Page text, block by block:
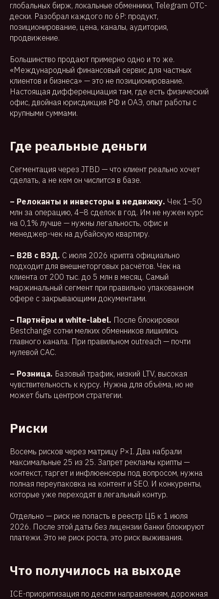
глобальных бирж, локальные обменники, Telegram OTC-
дески. Разобрал каждого по 6P: продукт,
позиционирование, цена, каналы, аудитория,
продвижение.
Большинство продают примерно одно и то же.
«Международный финансовый сервис для частных
клиентов и бизнеса» — это не позиционирование.
Настоящая дифференциация там, где есть физический
офис, двойная юрисдикция РФ и ОАЭ, опыт работы с
крупными суммами.
Где реальные деньги
Сегментация через JTBD — что клиент реально хочет
сделать, а не кем он числится в базе.
– Релоканты и инвесторы в недвижку. Чек 1–50
млн за операцию, 4–8 сделок в год. Им не нужен курс
на 0,1% лучше — нужны легальность, офис и
менеджер-чек на дубайскую квартиру.
– B2B с ВЭД. С июля 2026 крипта официально
подходит для внешнеторговых расчётов. Чек на
клиента от 200 тыс. до 5 млн в месяц. Самый
маржинальный сегмент при правильно упакованном
офере с закрывающими документами.
– Партнёры и white-label. После блокировки
Bestchange сотни мелких обменников лишились
главного канала. При правильном outreach — почти
нулевой CAC.
– Розница. Базовый трафик, низкий LTV, высокая
чувствительность к курсу. Нужна для объёма, но не
может быть центром стратегии.
Риски
Восемь рисков через матрицу P×I. Два набрали
максимальные 25 из 25. Запрет рекламы крипты —
контекст, таргет и инфлюенсеры под вопросом, нужна
полная переупаковка на контент и SEO. И конкуренты,
которые уже переходят в легальный контур.
Отдельно — риск не попасть в реестр ЦБ к 1 июля
2026. После этой даты без лицензии банки блокируют
платежи. Это не риск роста, это риск выживания.
Что получилось на выходе
ICE-приоритизация по десяти направлениям, дорожная